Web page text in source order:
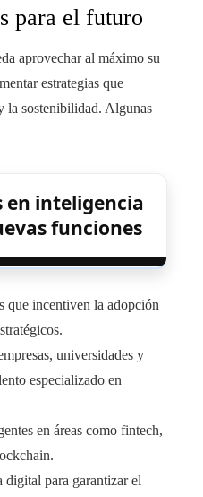
para el futuro
aprovechar al máximo su
estrategias que
la sostenibilidad. Algunas
en inteligencia
funciones
que incentiven la adopción
universidades y
especializado en
en áreas como fintech,
para garantizar el